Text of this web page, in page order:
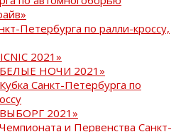
Петербурга по ралли-кроссу,
2021»
НОЧИ 2021»
Санкт-Петербурга по
2021»
и Первенства Санкт-